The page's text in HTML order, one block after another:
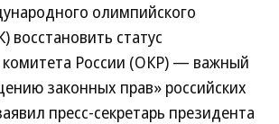
олимпийского
статус
России (ОКР) — важный
законных прав» российских
пресс-секретарь президента